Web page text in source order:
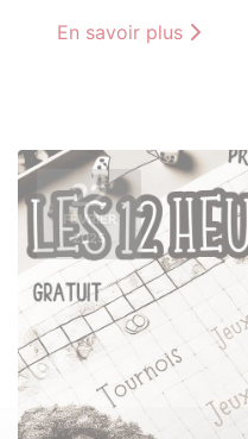
En savoir plus
22
FÉVRIER
2025